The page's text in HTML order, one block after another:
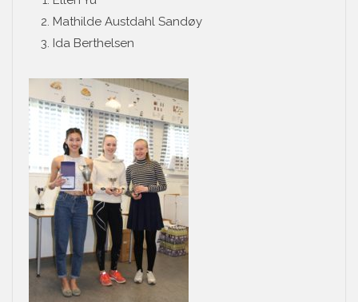
Mathilde Austdahl Sandøy
Ida Berthelsen